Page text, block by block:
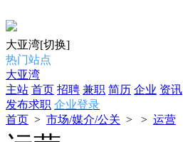
大亚湾[切换]
热门站点
大亚湾
主站 首页 招聘 兼职 简历 企业 资讯
发布求职 企业登录
首页 > 市场/媒介/公关 > > 运营